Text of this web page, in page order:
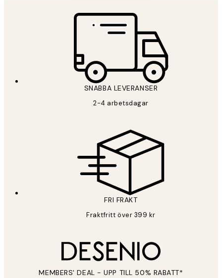
SNABBA LEVERANSER
2-4 arbetsdagar
FRI FRAKT
Fraktfritt över 399 kr
MEMBERS' DEAL - UPP TILL 50% RABATT*